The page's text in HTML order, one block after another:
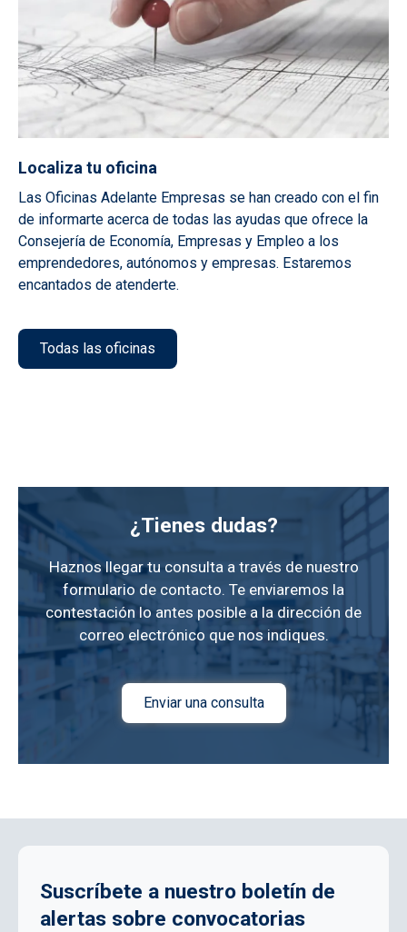
Localiza tu oficina
Las Oficinas Adelante Empresas se han creado con el fin
de informarte acerca de todas las ayudas que ofrece la
Consejería de Economía, Empresas y Empleo a los
emprendedores, autónomos y empresas. Estaremos
encantados de atenderte.
Todas las oficinas
¿Tienes dudas?
Haznos llegar tu consulta a través de nuestro
formulario de contacto. Te enviaremos la
contestación lo antes posible a la dirección de
correo electrónico que nos indiques.
Enviar una consulta
Suscríbete a nuestro boletín de
alertas sobre convocatorias